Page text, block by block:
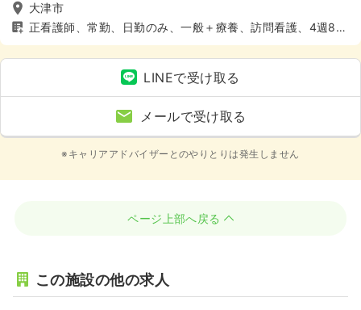
大津市
正看護師、常勤、日勤のみ、一般＋療養、訪問看護、4週8休
以上
LINEで受け取る
メールで受け取る
※キャリアアドバイザーとのやりとりは発生しません
ページ上部へ戻る
この施設の他の求人